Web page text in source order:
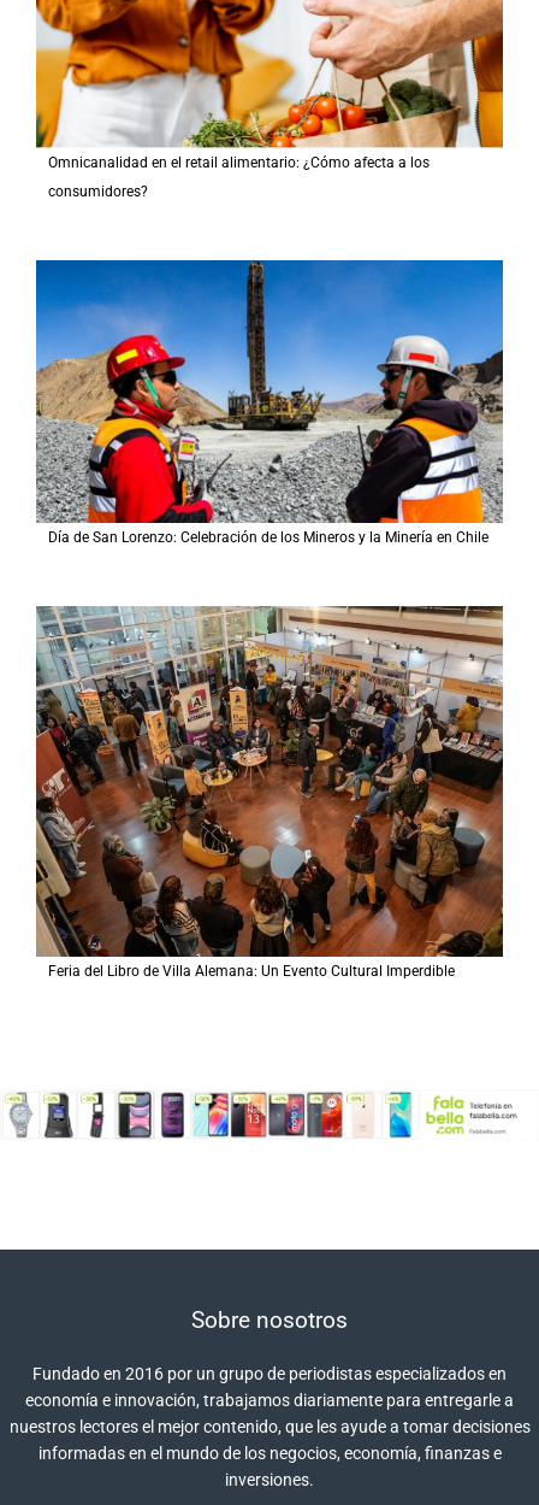
Omnicanalidad en el retail alimentario: ¿Cómo afecta a los
consumidores?
Día de San Lorenzo: Celebración de los Mineros y la Minería en Chile
Feria del Libro de Villa Alemana: Un Evento Cultural Imperdible
Sobre nosotros
Fundado en 2016 por un grupo de periodistas especializados en
economía e innovación, trabajamos diariamente para entregarle a
nuestros lectores el mejor contenido, que les ayude a tomar decisiones
informadas en el mundo de los negocios, economía, finanzas e
inversiones.